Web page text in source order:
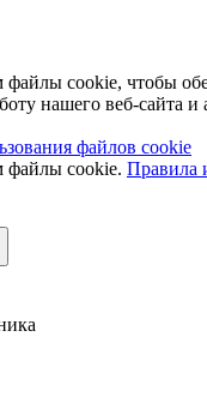
cookie, чтобы
нашего веб-сайта и
файлов cookie
файлы cookie. Правила